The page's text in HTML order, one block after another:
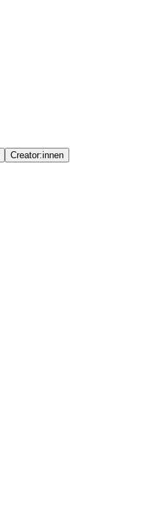
Creator:innen